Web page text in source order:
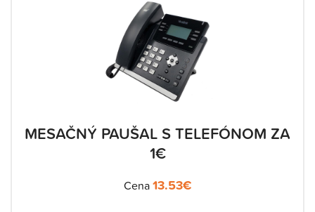
MESAČNÝ PAUŠAL S TELEFÓNOM ZA
1€
Cena13.53€